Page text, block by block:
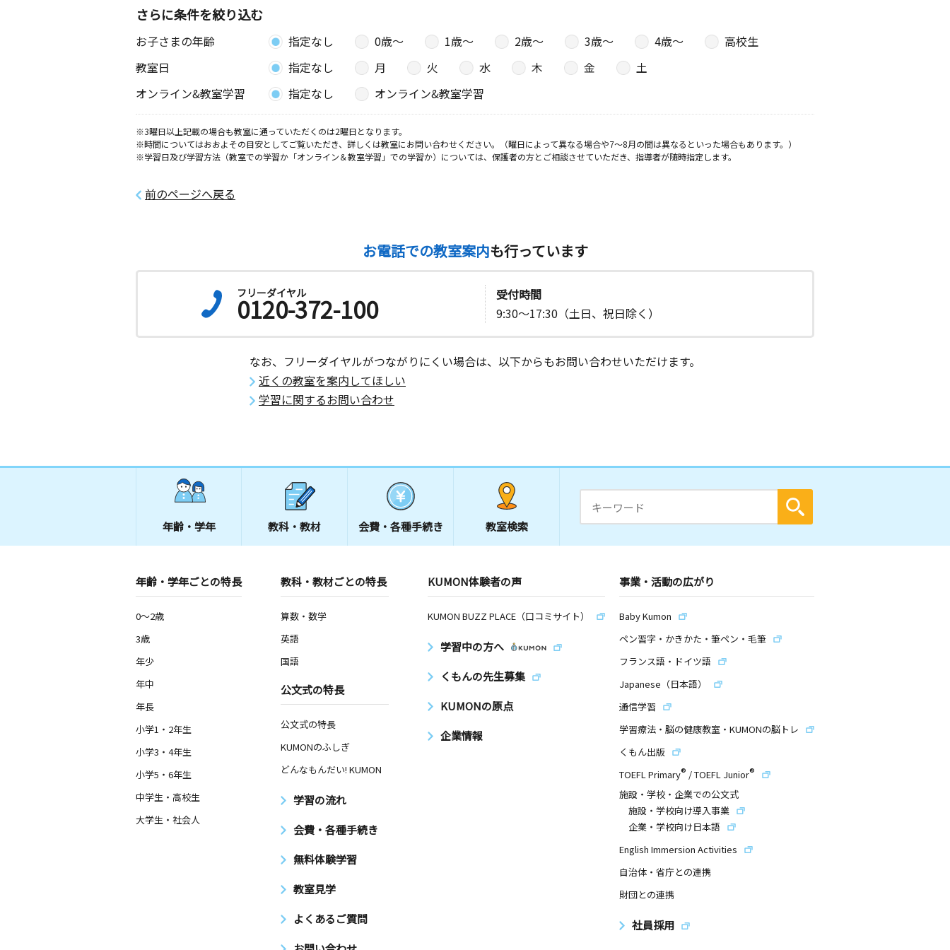
さらに条件を絞り込む
お子さまの年齢 指定なし 0歳〜 1歳〜 2歳〜 3歳〜 4歳〜
高校生
教室日
指定なし 月 火 水 木 金
土
オンライン&教室学習
指定なし オンライン&教室学習
※3曜日以上記載の場合も教室に通っていただくのは2曜日となります。
※時間についてはおおよその目安としてご覧いただき、詳しくは教室にお問い合わせください。（曜日によって異なる場合や7～8月の間は異なるといった場合もあります。）
※学習日及び学習方法（教室での学習か「オンライン＆教室学習」での学習か）については、保護者の方とご相談させていただき、指導者が随時指定します。
前のページへ戻る
お電話での教室案内も行っています
フリーダイヤル
0120-372-100
受付時間
9:30～17:30（土日、祝日除く）
なお、フリーダイヤルがつながりにくい場合は、以下からもお問い合わせいただけます。
近くの教室を案内してほしい
学習に関するお問い合わせ
年齢・学年 教科・教材 会費・ 各種手続き 教室検索
年齢・学年ごとの特長
0～2歳
3歳
年少
年中
年長
小学1・2年生
小学3・4年生
小学5・6年生
中学生・高校生
大学生・社会人
教科・教材ごとの特長
算数・数学
英語
国語
公文式の特長
公文式の特長
KUMONのふしぎ
どんなもんだい! KUMON
学習の流れ
会費・各種手続き
無料体験学習
教室見学
よくあるご質問
KUMON体験者の声
KUMON BUZZ PLACE（口コミサイト）
学習中の方へ
くもんの先生募集
KUMONの原点
企業情報
事業・活動の広がり
Baby Kumon
ペン習字・かきかた・筆ペン・毛筆
フランス語・ドイツ語
Japanese（日本語）
通信学習
学習療法・脳の健康教室・KUMONの脳トレ
くもん出版
TOEFL Primary® /TOEFL Junior®
施設・学校・企業での公文式
施設・学校向け導入事業
企業・学校向け日本語
English Immersion Activities
自治体・省庁との連携
財団との連携
社員採用